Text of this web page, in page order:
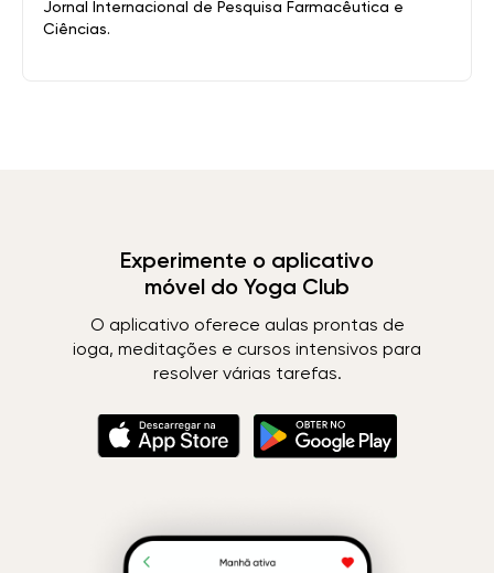
Jornal Internacional de Pesquisa Farmacêutica e
Ciências.
Experimente o aplicativo
móvel do Yoga Club
O aplicativo oferece aulas prontas de
ioga, meditações e cursos intensivos para
resolver várias tarefas.